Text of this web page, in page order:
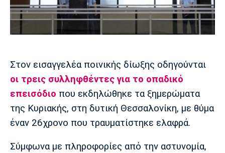
Πολιτισμός
Τραγούδια
Running
Παρασκήνιο
Πρόγραμμα TV
Μπαρτσελόνα
Ρεάλ
Μαδρίτης
Ατλέτικο
Μαδρίτης
Στον εισαγγελέα ποινικής δίωξης οδηγούνται
οι τρεις συλληφθέντες για το οπαδικό
επεισόδιο που εκδηλώθηκε τα ξημερώματα
της Κυριακής, στη δυτική Θεσσαλονίκη, με θύμα
έναν 26χρονο που τραυματίστηκε ελαφρά.
Σύμφωνα με πληροφορίες από την αστυνομία,